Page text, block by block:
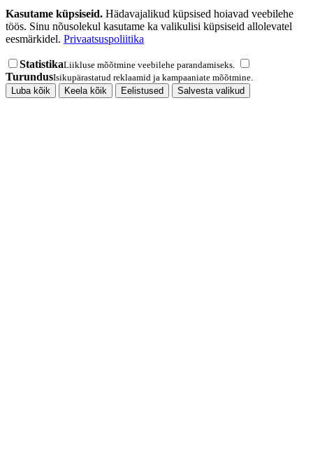
Kasutame küpsiseid. Hädavajalikud küpsised hoiavad veebilehe
töös. Sinu nõusolekul kasutame ka valikulisi küpsiseid allolevatel
eesmärkidel. Privaatsuspoliitika
StatistikaLiikluse mõõtmine veebilehe parandamiseks.
TurundusIsikupärastatud reklaamid ja kampaaniate mõõtmine.
Luba kõik
Keela kõik Eelistused Salvesta valikud